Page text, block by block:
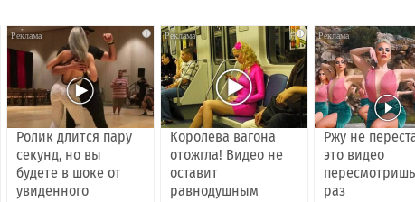
i
Ролик длится пару
секунд, но вы
будете в шоке от
увиденного
i
Королева вагона
отожгла! Видео не
оставит
равнодушным
Ржу не
это видео
раз